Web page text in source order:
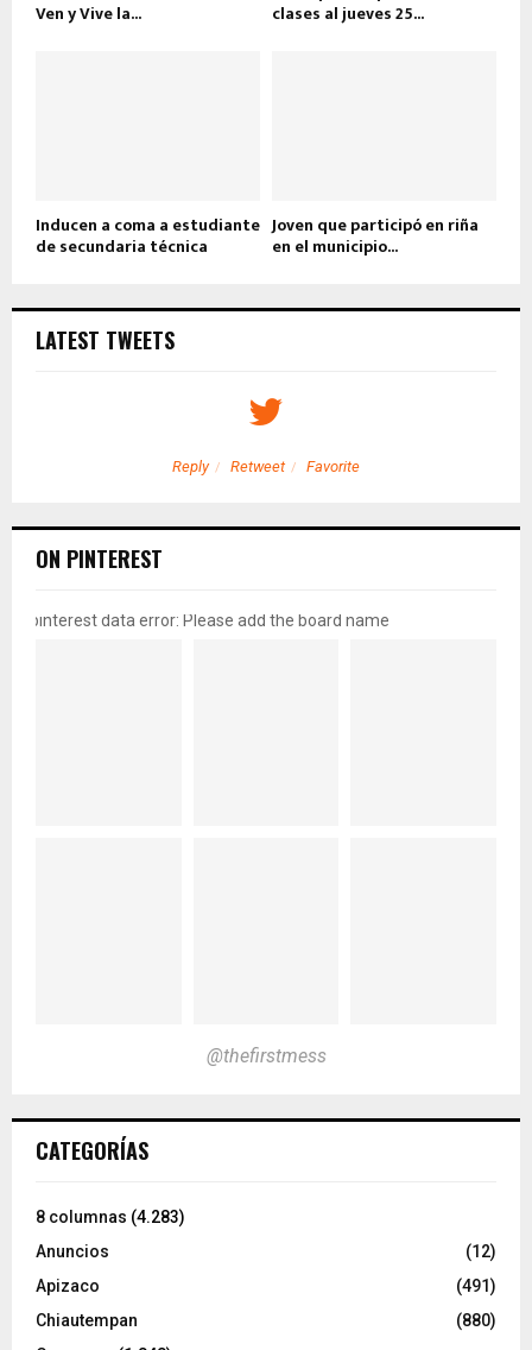
Ven y Vive la... clases al jueves 25...
Inducen a coma a estudiante
de secundaria técnica
Joven que participó en riña
en el municipio...
LATEST TWEETS
Reply Retweet Favorite
ON PINTEREST
pinterest data error: Please add the board name
@thefirstmess
CATEGORÍAS
8 columnas (4.283)
Anuncios
(12)
Apizaco
(491)
Chiautempan
(880)